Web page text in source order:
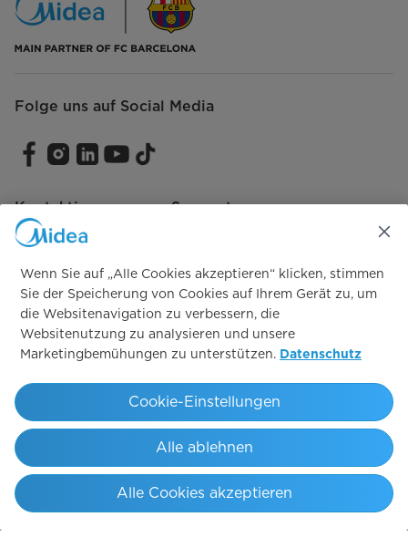
Folge uns auf Social Media
Kontaktiere unseren Support
Vertrag widerrufen
Vertrag widerrufen
Copyright 2026 Copyright Midea. All rights reserved.
Endkunden AGB Geschäftskunden AVB
Informationshinweis zum EU Data ActImpressumSicherheitshinweise
HinweisgebersystemCookie-Einstellungen
Wenn Sie auf „Alle Cookies akzeptieren“ klicken, stimmen
Sie der Speicherung von Cookies auf Ihrem Gerät zu, um
die Websitenavigation zu verbessern, die
Websitenutzung zu analysieren und unsere
Marketingbemühungen zu unterstützen. Datenschutz
Alle ablehnen
Alle Cookies akzeptieren
Cookie-Einstellungen